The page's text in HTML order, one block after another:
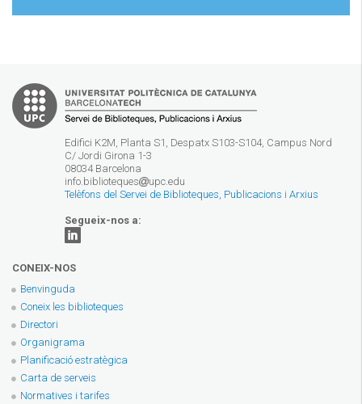
Edifici K2M, Planta S1, Despatx S103-S104, Campus Nord
C/ Jordi Girona 1-3
08034 Barcelona
info.biblioteques
upc.edu
Telèfons del Servei de Biblioteques, Publicacions i Arxius
Segueix-nos a:
CONEIX-NOS
Benvinguda
Coneix les biblioteques
Directori
Organigrama
Planificació estratègica
Carta de serveis
Normatives i tarifes